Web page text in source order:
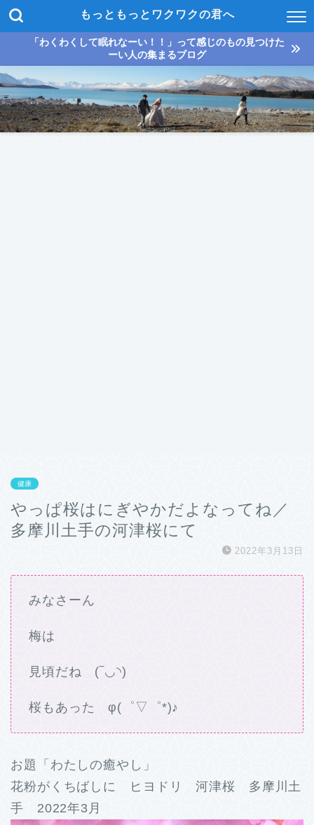
もっともっとワクワクの君へ
「わくわくして眠れなーい！！」って感じのもの見つけた
ーい人の集まるブログ
健康
やっぱ桜はにぎやかだよなってね／
多摩川土手の河津桜にて
2022年3月13日
みなさーん
梅は
見頃だね (‾◡◝)
桜もあった φ(゜▽゜*)♪
お題「わたしの癒やし」
花粉がくちばしに ヒヨドリ 河津桜 多摩川土
手 2022年3月